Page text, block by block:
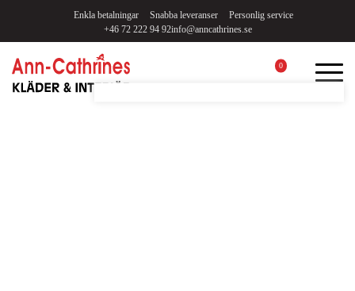
+46 72 222 94 92
Enkla betalningar Snabba leveranser
Personlig service
info@anncathrines.se
0